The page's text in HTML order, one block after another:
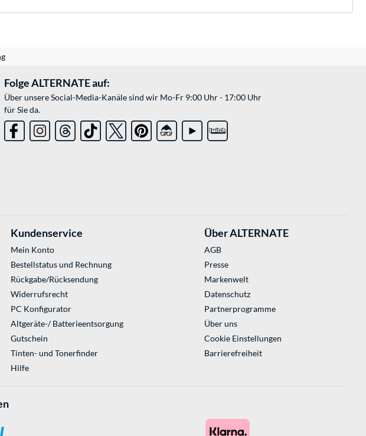
Folge ALTERNATE auf:
Über unsere Social-Media-Kanäle sind wir Mo-Fr 9:00 Uhr - 17:00 Uhr
für Sie da.
Kundenservice
Mein Konto
Bestellstatus und Rechnung
Rückgabe/Rücksendung
Widerrufsrecht
PC Konfigurator
Altgeräte-/ Batterieentsorgung
Gutschein
Tinten- und Tonerfinder
Hilfe
Über ALTERNATE
AGB
Presse
Markenwelt
Datenschutz
Partnerprogramme
Über uns
Cookie Einstellungen
Barrierefreiheit